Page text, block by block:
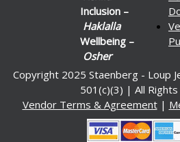
Inclusion –
Haklalla
Wellbeing –
Osher
Copyright 2025 Staenberg - Loup
501(c)(3) | All
Vendor Terms & Agreement|